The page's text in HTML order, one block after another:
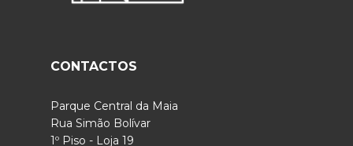
CONTACTOS
Parque Central da Maia
Rua Simão Bolívar
1º Piso - Loja 19